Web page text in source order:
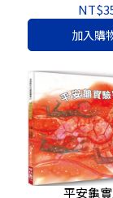
加入購
平安龜